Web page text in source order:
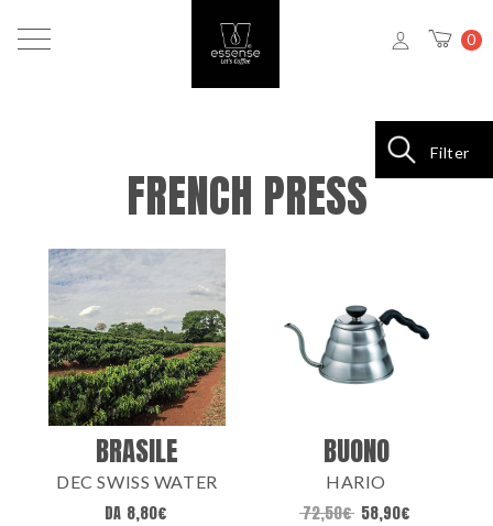
0
Filter
FRENCH PRESS
BRASILE
DEC SWISS WATER
DA 8,80€
BUONO
HARIO
72,50€ 58,90€